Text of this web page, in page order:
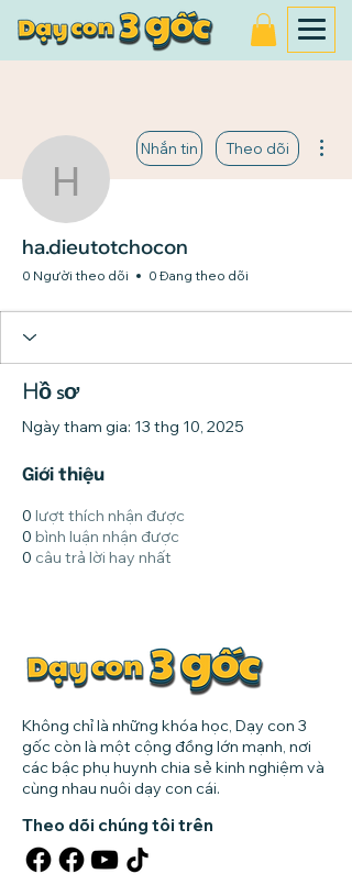
ha.dieutotchocon
Nhắn tin Theo dõi
ha.dieutotchocon
0 Người theo dõi 0 Đang theo dõi
Hồ sơ
Ngày tham gia: 13 thg 10, 2025
Giới thiệu
0 lượt thích nhận được
0 bình luận nhận được
0 câu trả lời hay nhất
Không chỉ là những khóa học, Dạy con 3
gốc còn là một cộng đồng lớn mạnh, nơi
các bậc phụ huynh chia sẻ kinh nghiệm và
cùng nhau nuôi dạy con cái.
Theo dõi chúng tôi trên